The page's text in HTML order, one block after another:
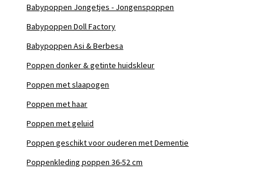
Babypoppen Jongetjes - Jongenspoppen
Babypoppen Doll Factory
Babypoppen Asi & Berbesa
Poppen donker & getinte huidskleur
Poppen met slaapogen
Poppen met haar
Poppen met geluid
Poppen geschikt voor ouderen met Dementie
Poppenkleding poppen 36-52 cm